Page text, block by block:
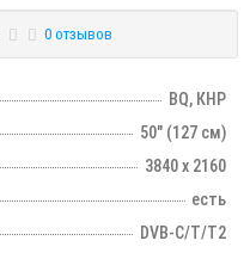
0 отзывов
BQ, КНР
50" (127 см)
3840 х 2160
есть
DVB-C/T/T2